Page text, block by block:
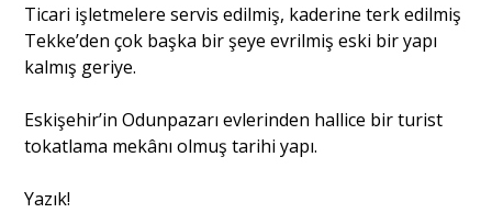
Ticari işletmelere servis edilmiş, kaderine terk edilmiş
Tekke’den çok başka bir şeye evrilmiş eski bir yapı
kalmış geriye.
Eskişehir’in Odunpazarı evlerinden hallice bir turist
tokatlama mekânı olmuş tarihi yapı.
Yazık!